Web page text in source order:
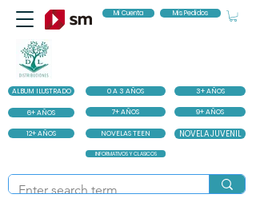
ALBUM ILUSTRADO 0 A 3 AÑOS 3+ AÑOS
6+ AÑOS 7+ AÑOS 9+ AÑOS
12+ AÑOS NOVELAS TEEN NOVELA JUVENIL
INFORMATIVOS Y CLASICOS
Mi Cuenta Mis Pedidos